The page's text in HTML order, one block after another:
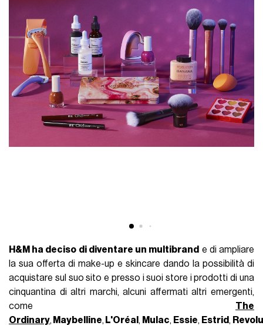
H&M ha deciso di diventare un multibrand e di ampliare
la sua offerta di make-up e skincare dando la possibilità di
acquistare sul suo sito e presso i suoi store i prodotti di una
cinquantina di altri marchi, alcuni affermati altri emergenti,
come The
Ordinary, Maybelline, L'Oréal, Mulac, Essie, Estrid,